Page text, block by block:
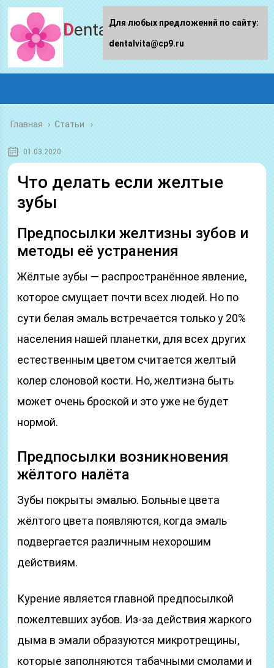
Dentalvita.ru
Главная › Статьи
01.03.2020
Что делать если желтые
зубы
Предпосылки желтизны зубов и
методы её устранения
Жёлтые зубы — распространённое явление,
которое смущает почти всех людей. Но по
сути белая эмаль встречается только у 20%
населения нашей планетки, для всех других
естественным цветом считается желтый
колер слоновой кости. Но, желтизна быть
может очень броской и это уже не будет
нормой.
Предпосылки возникновения
жёлтого налёта
Зубы покрыты эмалью. Больные цвета
жёлтого цвета появляются, когда эмаль
подвергается различным нехорошим
действиям.
Курение является главной предпосылкой
пожелтевших зубов. Из-за действия жаркого
дыма в эмали образуются микротрещины,
которые заполняются табачными смолами и
Для любых предложений по сайту:
dentalvita@cp9.ru